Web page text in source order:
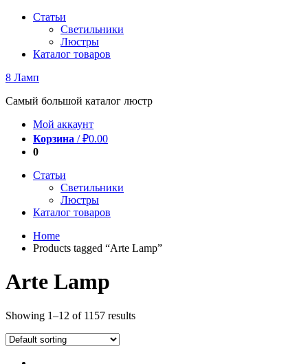
Перейти
содержимому
Статьи
Светильники
Люстры
Каталог товаров
8 Ламп
Самый большой каталог люстр
Мой аккаунт
Корзина /₽0.00
0
Статьи
Светильники
Люстры
Каталог товаров
Home
Products tagged “Arte Lamp”
Arte Lamp
Showing 1–12 of 1157 results